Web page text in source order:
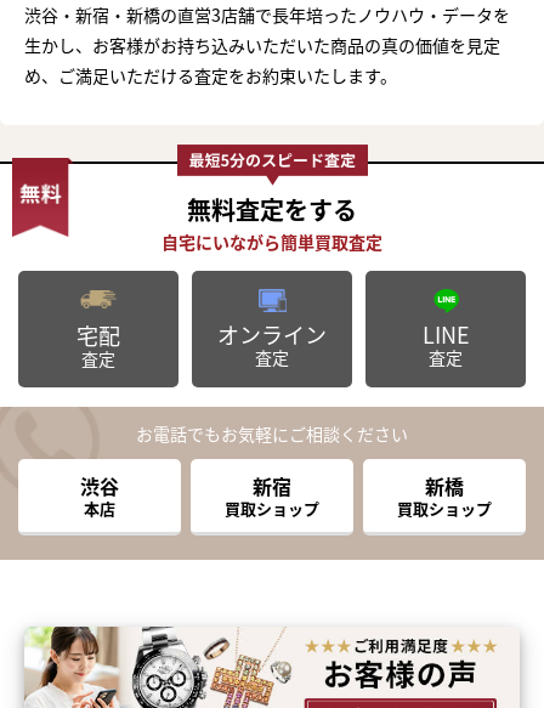
渋谷・新宿・新橋の直営3店舗で長年培ったノウハウ・データを
生かし、お客様がお持ち込みいただいた商品の真の価値を見定
め、ご満足いただける査定をお約束いたします。
無料査定をする
宅配
査定
オンライン
査定
LINE
査定
お電話でもお気軽にご相談ください
渋谷
本店
新宿
買取ショップ
新橋
買取ショップ